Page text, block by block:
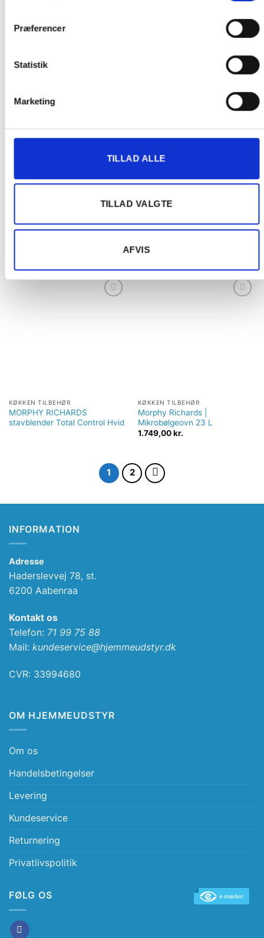
Præferencer
Statistik
Marketing
TILLAD ALLE
TILLAD VALGTE
AFVIS
MORPHY RICHARDS
849,00kr.
ønskeliste
MORPHY RICHARDS
ønskeliste
MORPHY RICHARDS
1.449,00
KØKKEN TILBEHØR
MORPHY RICHARDS
stavblender Total Control Hvid
KØKKEN TILBEHØR
Morphy Richards |
Mikrobølgeovn 23 L
1.749,00kr.
1 2
INFORMATION
Adresse
Haderslevvej 78, st.
6200 Aabenraa
Kontakt os
Telefon: 71 99 75 88
Mail: kundeservice@hjemmeudstyr.dk
CVR: 33994680
OM HJEMMEUDSTYR
Om os
Handelsbetingelser
Levering
Kundeservice
Returnering
Privatlivspolitik
FØLG OS